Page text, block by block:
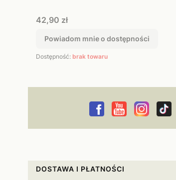
Cena
42,90 zł
Powiadom mnie o dostępności
Dostępność: brak towaru
Linki w stopce
DOSTAWA I PŁATNOŚCI